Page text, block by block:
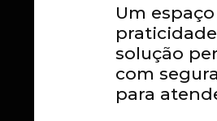
Um
solução
com
para